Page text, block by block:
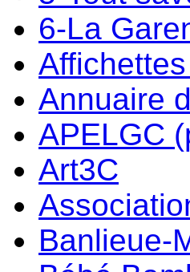
6-La
Annuaire
APELGC
Art3C
Banlieue-